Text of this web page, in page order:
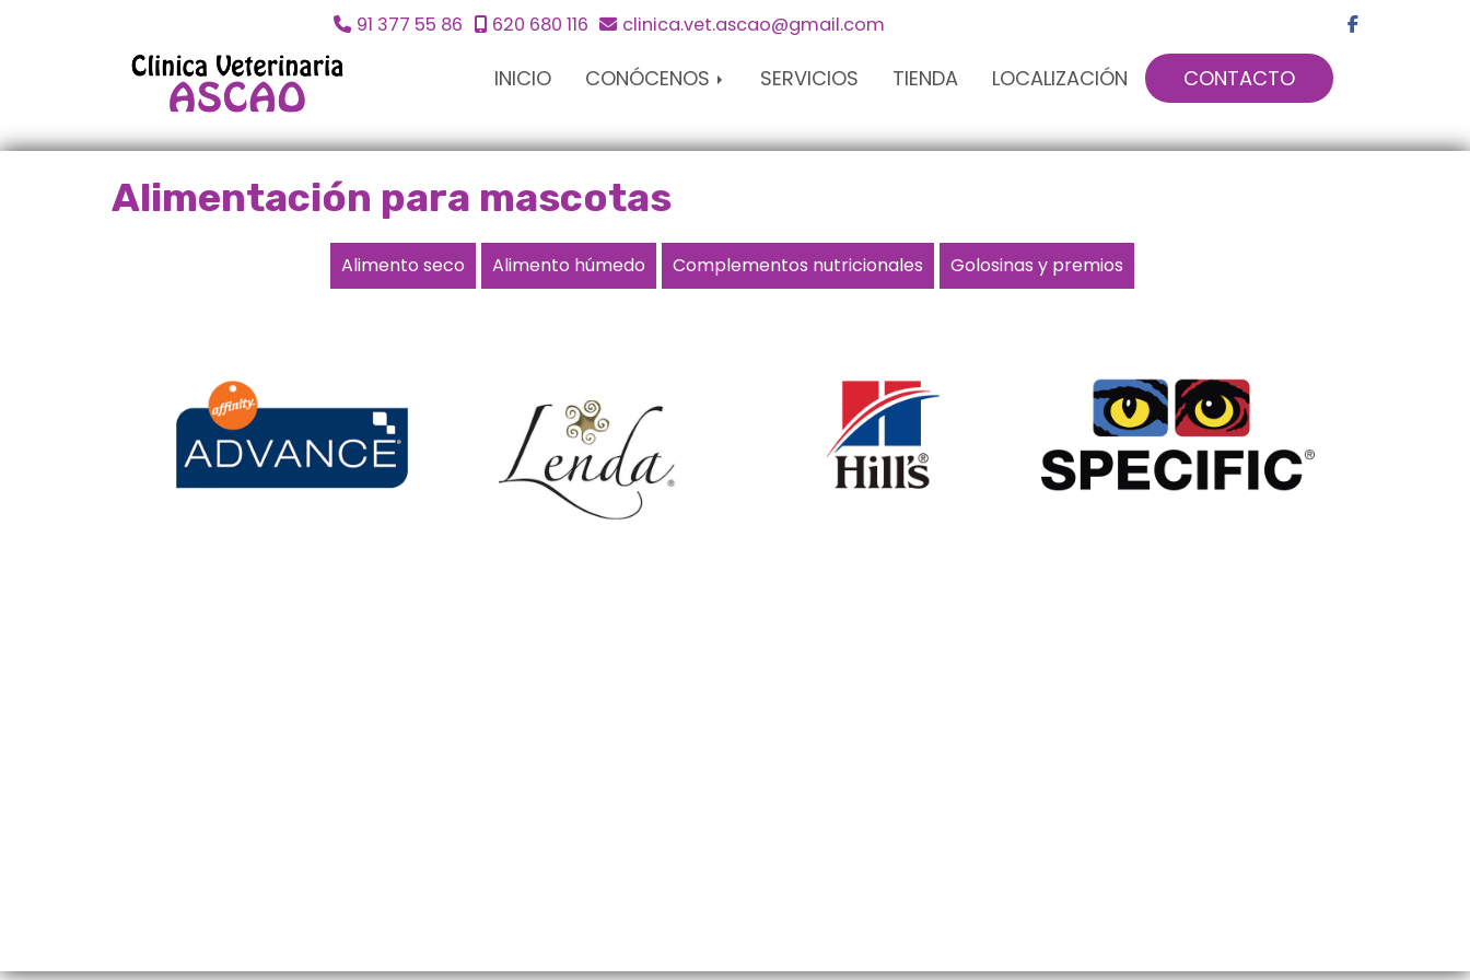
91 377 55 86 620 680 116 clinica.vet.ascao gmail.com
INICIO CONÓCENOS SERVICIOS TIENDA LOCALIZACIÓN CONTACTO
Alimentación para mascotas
Alimento seco Alimento húmedo Complementos nutricionales Golosinas y premios